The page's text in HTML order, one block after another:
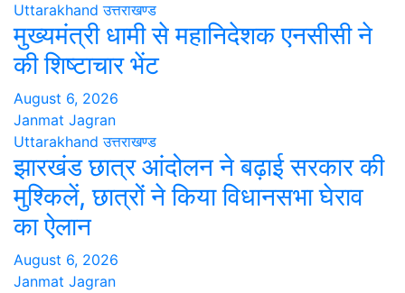
Uttarakhand उत्तराखण्ड
मुख्यमंत्री धामी से महानिदेशक एनसीसी ने
की शिष्टाचार भेंट
August 6, 2026
Janmat Jagran
Uttarakhand उत्तराखण्ड
झारखंड छात्र आंदोलन ने बढ़ाई सरकार की
मुश्किलें, छात्रों ने किया विधानसभा घेराव
का ऐलान
August 6, 2026
Janmat Jagran